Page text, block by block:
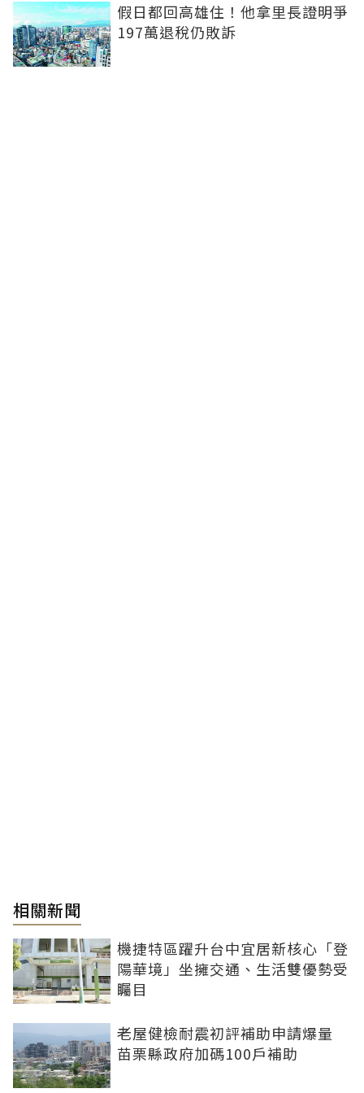
假日都回高雄住！他拿里長證明爭
197萬退稅仍敗訴
相關新聞
機捷特區躍升台中宜居新核心「登
陽華境」坐擁交通、生活雙優勢受
矚目
老屋健檢耐震初評補助申請爆量
苗栗縣政府加碼100戶補助